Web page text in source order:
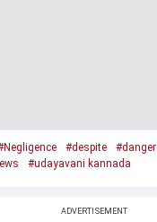
#despite #danger
#udayavani kannada
ADVERTISEMENT